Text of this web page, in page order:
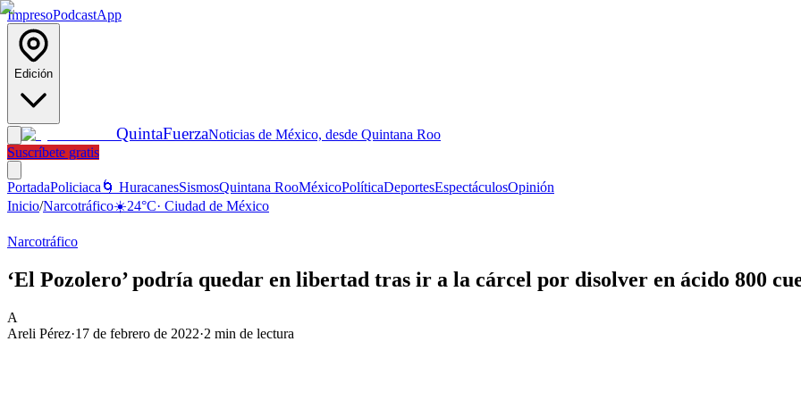
ImpresoPodcastApp
Edición
QuintaFuerzaNoticias de México, desde Quintana Roo
Suscríbete gratis
PortadaPoliciaca 🌀 HuracanesSismosQuintana RooMéxicoPolíticaDeportesEspectáculosOpinión
Inicio/Narcotráfico☀️24°C· Ciudad de México
Narcotráfico
‘El Pozolero’ podría quedar en libertad tras ir a la cárcel por disolver en ácido 800
A
Areli Pérez·17 de febrero de 2022·2 min de lectura